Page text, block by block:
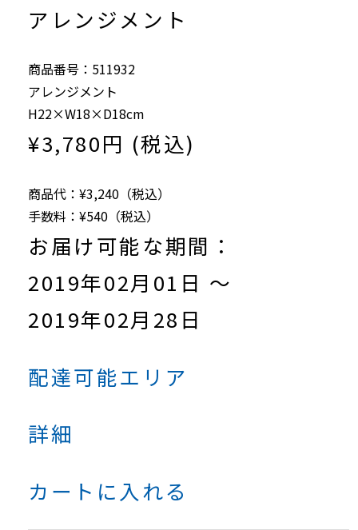
アレンジメント
商品番号：511932
アレンジメント
H22×W18×D18cm
¥3,780円 (税込)
商品代：¥3,240（税込）
手数料：¥540（税込）
お届け可能な期間：
2019年02月01日 ～
2019年02月28日
配達可能エリア
詳細
カートに入れる